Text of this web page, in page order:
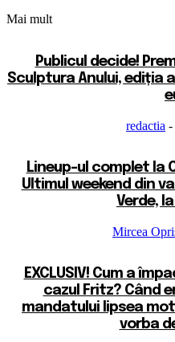
Mai mult
Publicul decide!
Sculptura Anului, ediția
redactia -
Lineup-ul complet la
Ultimul weekend din
Verde,
Mircea
EXCLUSIV! Cum a
cazul Fritz? Când
mandatului lipsea
vorba